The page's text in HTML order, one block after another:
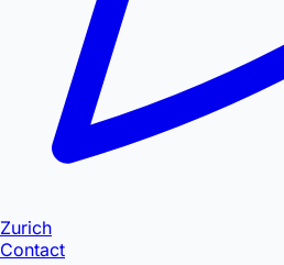
Zurich
Contact